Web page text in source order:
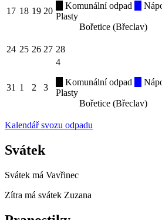
17 18 19 20
Komunální odpad
Plasty
Bořetice (Břeclav)
24 25 26 27 28
31 1 2 3
4
Komunální odpad
Plasty
Bořetice (Břeclav)
Kalendář svozu odpadu
Svátek
Svátek má Vavřinec
Zítra má svátek Zuzana